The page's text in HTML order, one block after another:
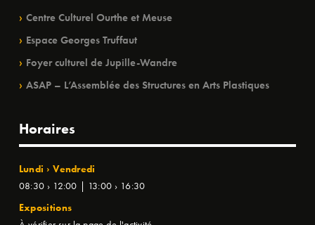
Centre Culturel Ourthe et Meuse
Espace Georges Truffaut
Foyer culturel de Jupille-Wandre
ASAP – L’Assemblée des Structures en Arts Plastiques
Horaires
Lundi › Vendredi
08:30 › 12:00 | 13:00 › 16:30
Expositions